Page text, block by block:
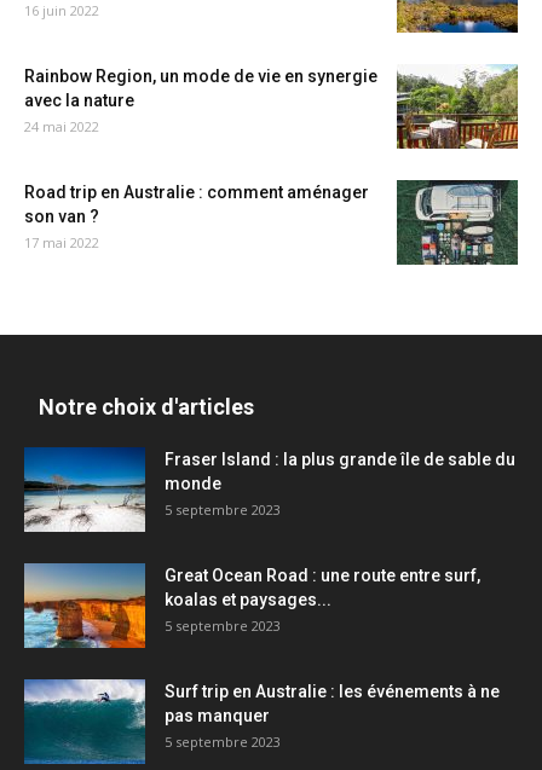
16 juin 2022
Rainbow Region, un mode de vie en synergie
avec la nature
24 mai 2022
Road trip en Australie : comment aménager
son van ?
17 mai 2022
Notre choix d'articles
Fraser Island : la plus grande île de sable du
monde
5 septembre 2023
Great Ocean Road : une route entre surf,
koalas et paysages...
5 septembre 2023
Surf trip en Australie : les événements à ne
pas manquer
5 septembre 2023